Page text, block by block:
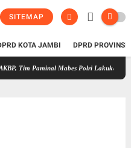
SITEMAP
KOTA JAMBI DPRD
Mabes Polri Lakukan